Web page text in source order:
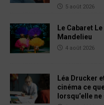
5 août 2026
Le Cabaret
Mandelieu
4 août 2026
Léa Drucker
cinéma ce
lorsqu’elle